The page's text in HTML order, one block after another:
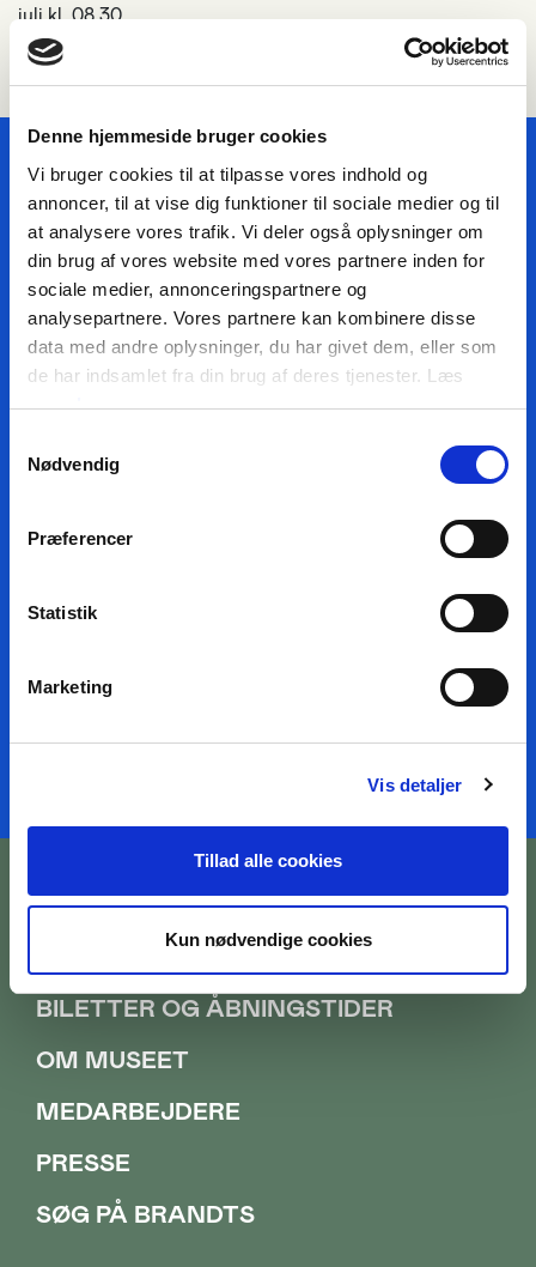
Denne hjemmeside bruger cookies
Vi bruger cookies til at tilpasse vores indhold og
annoncer, til at vise dig funktioner til sociale medier og til
at analysere vores trafik. Vi deler også oplysninger om
din brug af vores website med vores partnere inden for
sociale medier, annonceringspartnere og
analysepartnere. Vores partnere kan kombinere disse
data med andre oplysninger, du har givet dem, eller som
de har indsamlet fra din brug af deres tjenester. Læs
mereher
Nødvendig
Præferencer
Statistik
Marketing
Vis detaljer
Tillad alle cookies
Kun nødvendige cookies
juli kl. 08.30.
HOLD DIG OPDATERET OM
KUNSTMUSEUM BRANDTS
Dit navn
BILETTER OG ÅBNINGSTIDER
OM MUSEET
MEDARBEJDERE
PRESSE
SØG PÅ BRANDTS